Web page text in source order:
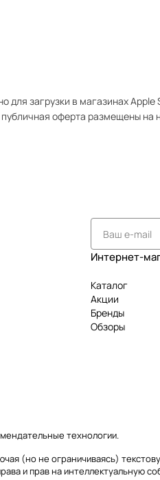
для загрузки в магазинах Apple
оферта размещены на
Интернет-
Каталог
Акции
Бренды
Обзоры
технологии.
(но не ограничиваясь)
и прав на